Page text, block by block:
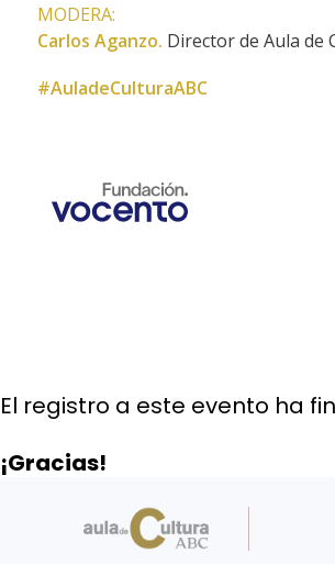
MODERA:
Carlos Aganzo. Director de Aula de
#AuladeCulturaABC
El registro a este evento ha
¡Gracias!